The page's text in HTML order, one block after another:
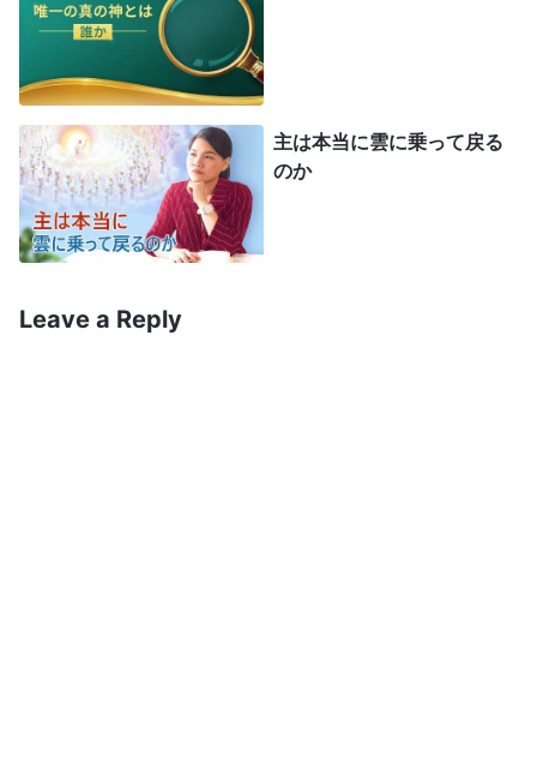
れ、直接表現されました。主イエスの内にある霊は
ヤーウェの霊、つまり聖霊です。ならば、主イエス
は唯一の真なる神でしょうか？ そうです。つま
り、神は肉となったために、父、子、聖霊の三つに
分かれたのでなく、人が受肉の本質を理解していな
いせいで、神を分割することにこだわったのです。
これは人の過ちで、理解力が限られているためで
も一つだけです。受肉に先立ち、神は唯一の真なる
主は本当に雲に乗って戻る
のか
Leave a Reply